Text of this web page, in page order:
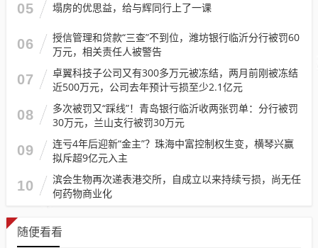
05 塌房的优思益，给与辉同行上了一课
06
授信管理和贷款“三查”不到位，潍坊银行临沂分行被罚60
万元，相关责任人被警告
07
卓翼科技子公司又有300多万元被冻结，两月前刚被冻结
近500万元，公司去年预计亏损至少2.1亿元
08
多次被罚又“踩线”！青岛银行临沂收两张罚单：分行被罚
30万元，兰山支行被罚30万元
09
连亏4年后迎新“金主”？珠海中富控制权生变，横琴兴赢
拟斥超9亿元入主
10
滨会生物再次递表港交所，自成立以来持续亏损，尚无任
何药物商业化
随便看看